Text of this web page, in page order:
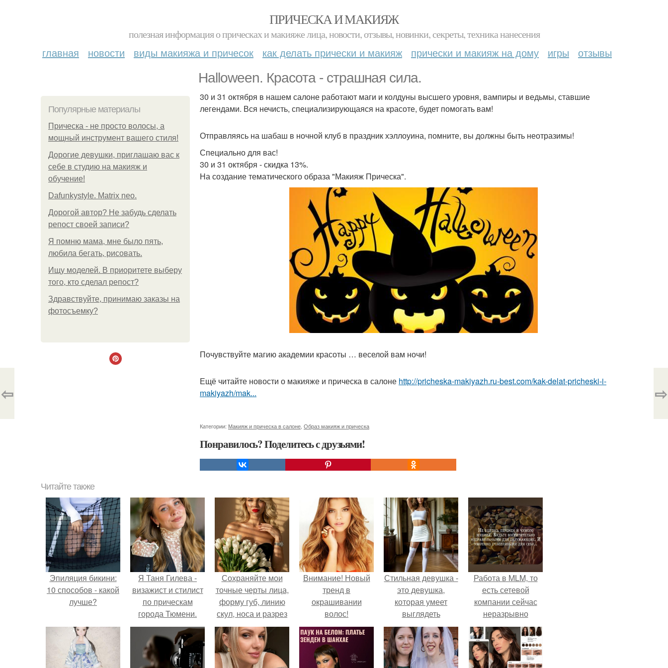
ПРИЧЕСКА И МАКИЯЖ
полезная информация о прическах и макияже лица, новости, отзывы, новинки, секреты, техника нанесения
главная новости виды макияжа и причесок как делать прически и макияж прически и макияж на дому игры отзывы
Halloween. Красота - страшная сила.
Популярные материалы
Прическа - не просто волосы, а
мощный инструмент вашего стиля!
Дорогие девушки, приглашаю вас к
себе в студию на макияж и
обучение!
Dafunkystyle. Matrix neo.
Дорогой автор? Не забудь сделать
репост своей записи?
Я помню мама, мне было пять,
любила бегать, рисовать.
Ищу моделей. В приоритете выберу
того, кто сделал репост?
Здравствуйте, принимаю заказы на
фотосъемку?
30 и 31 октября в нашем салоне работают маги и колдуны высшего уровня, вампиры и ведьмы, ставшие
легендами. Вся нечисть, специализирующаяся на красоте, будет помогать вам!
Отправляясь на шабаш в ночной клуб в праздник хэллоуина, помните, вы должны быть неотразимы!
Специально для вас!
30 и 31 октября - скидка 13%.
На создание тематического образа "Макияж Прическа".
Почувствуйте магию академии красоты … веселой вам ночи!
Ещё читайте новости о макияже и прическа в салоне http://pricheska-makiyazh.ru-best.com/kak-delat-pricheski-i-
makiyazh/mak...
Категории: Макияж и прическа в салоне Образ макияж и прическа
Понравилось? Поделитесь с друзьями!
⇦ ⇨
Читайте также
Эпиляция бикини:
10 способов - какой
лучше?
Я Таня Гилева -
визажист и стилист
по прическам
города Тюмени.
Сохраняйте мои
точные черты лица,
форму губ, линию
скул, носа и разрез
глаз.
Внимание! Новый
тренд в
окрашивании
волос!
Стильная девушка -
это девушка,
которая умеет
выглядеть
привлекательно и
элегантно в любои
ситуации.
Работа в MLM, то
есть сетевой
компании сейчас
неразрывно
связана с создание
своего контента,
своей страницы в
соц сетях.